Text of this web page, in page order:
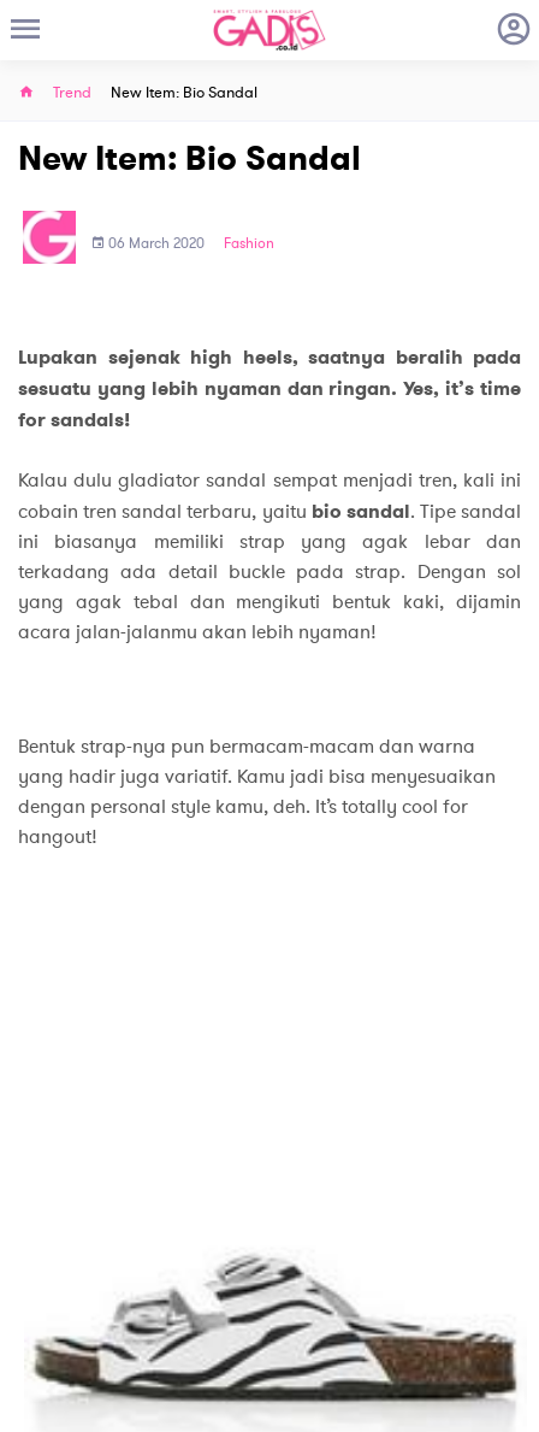
Trend New Item: Bio Sandal
New Item: Bio Sandal
06 March 2020 Fashion
Lupakan sejenak high heels, saatnya beralih pada
sesuatu yang lebih nyaman dan ringan. Yes, it’s time
for sandals!
Kalau dulu gladiator sandal sempat menjadi tren, kali ini
cobain tren sandal terbaru, yaitu bio sandal. Tipe sandal
ini biasanya memiliki strap yang agak lebar dan
terkadang ada detail buckle pada strap. Dengan sol
yang agak tebal dan mengikuti bentuk kaki, dijamin
acara jalan-jalanmu akan lebih nyaman!
Bentuk strap-nya pun bermacam-macam dan warna
yang hadir juga variatif. Kamu jadi bisa menyesuaikan
dengan personal style kamu, deh. It’s totally cool for
hangout!